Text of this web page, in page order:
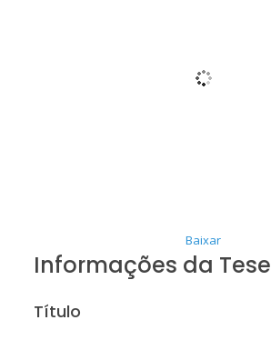
Baixar
Informações da Tese
Título